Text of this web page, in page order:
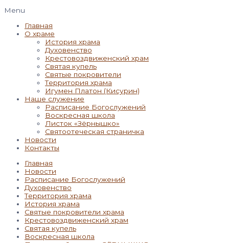
Menu
Главная
О храме
История храма
Духовенство
Крестовоздвиженский храм
Святая купель
Святые покровители
Территория храма
Игумен Платон (Кисурин)
Наше служение
Расписание Богослужений
Воскресная школа
Листок «Зёрнышко»
Святоотеческая страничка
Новости
Контакты
Главная
Новости
Расписание Богослужений
Духовенство
Территория храма
История храма
Святые покровители храма
Крестовоздвиженский храм
Святая купель
Воскресная школа